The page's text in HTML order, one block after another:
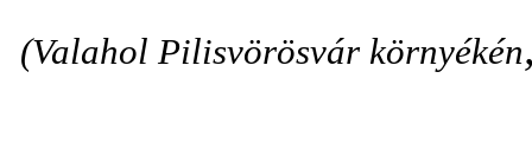
(Valahol Pilisvörösvár környékén